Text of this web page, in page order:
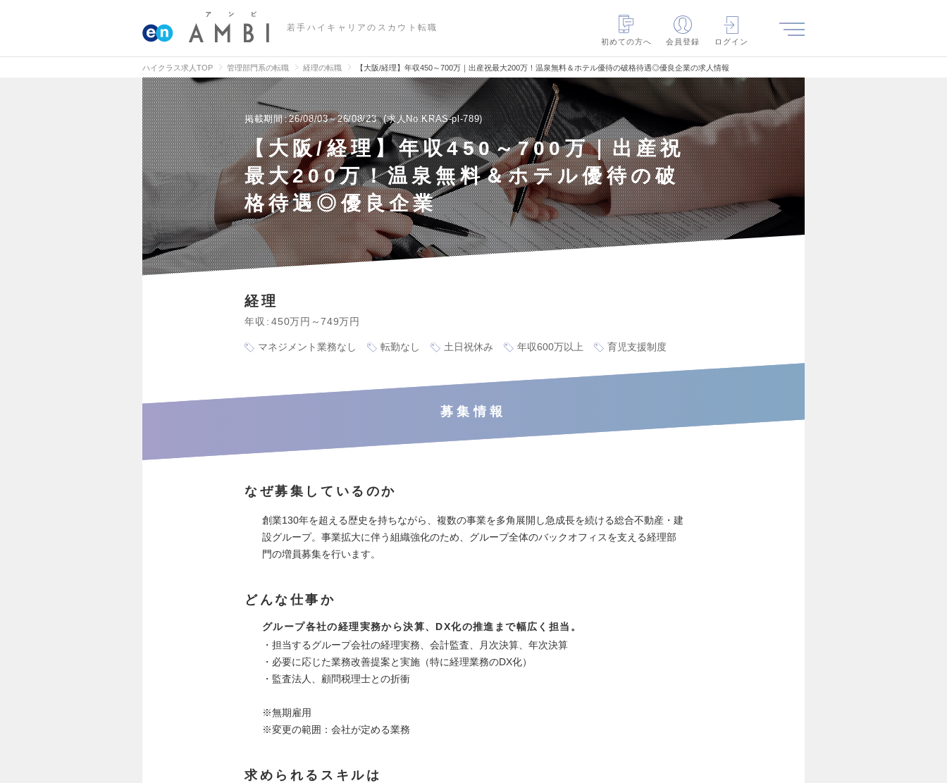
若手ハイキャリアのスカウト転職
初めての方へ
会員登録 ログイン
ハイクラス求人TOP 管理部門系の転職 経理の転職 【大阪/経理】年収450～700万｜出産祝最大200万！温泉無料＆ホテル優待の破格待遇◎優良企業の求人情報
掲載期間 26/08/03～26/08/23 求人No.KRAS-pl-789
【大阪/経理】年収450～700万｜出産祝
最大200万！温泉無料＆ホテル優待の破
格待遇◎優良企業
経理
年収 450万円～749万円
マネジメント業務なし 転勤なし 土日祝休み 年収600万以上 育児支援制度
募集情報
なぜ募集しているのか
創業130年を超える歴史を持ちながら、複数の事業を多角展開し急成長を続ける総合不動産・建
設グループ。事業拡大に伴う組織強化のため、グループ全体のバックオフィスを支える経理部
門の増員募集を行います。
どんな仕事か
グループ各社の経理実務から決算、DX化の推進まで幅広く担当。
・担当するグループ会社の経理実務、会計監査、月次決算、年次決算
・必要に応じた業務改善提案と実施（特に経理業務のDX化）
・監査法人、顧問税理士との折衝
※無期雇用
※変更の範囲：会社が定める業務
求められるスキルは